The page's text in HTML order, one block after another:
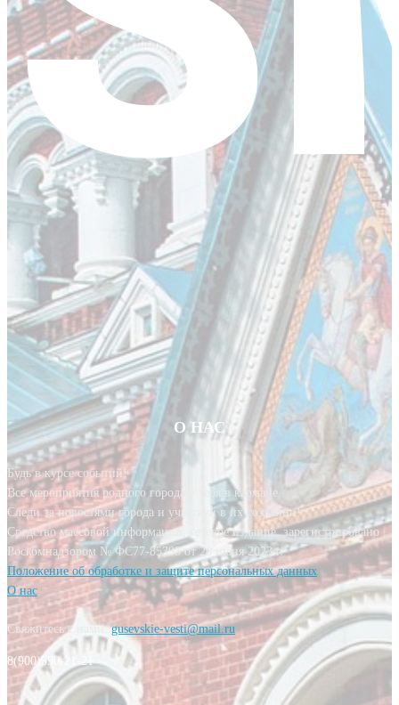
О НАС
Будь в курсе событий!
Все мероприятия родного города у тебя в кармане.
Следи за новостями города и участвуй в их создании!
Средство массовой информации, сетевое издание, зарегистрировано
Роскомнадзором № ФС77-85393 от 20 июня 2023 г.
Положение об обработке и защите персональных данных
О нас
Свяжитесь с нами:gusevskie-vesti@mail.ru
8(900)590-21-21